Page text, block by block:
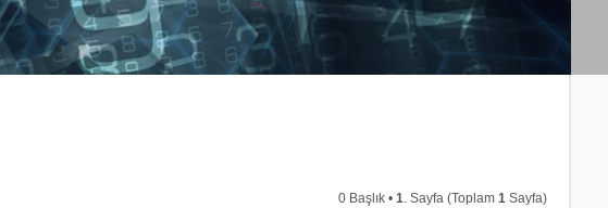
0 Başlık •1. Sayfa (Toplam1 Sayfa)